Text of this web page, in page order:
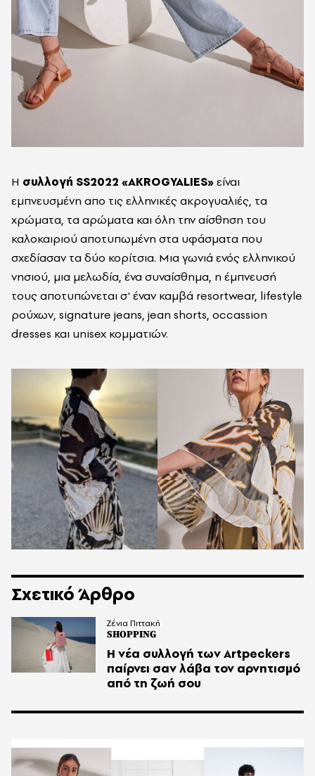
Η συλλογή SS2022 «AKROGYALIES»είναι
εμπνευσμένη απο τις ελληνικές ακρογυαλιές, τα
χρώματα, τα αρώματα και όλη την αίσθηση του
καλοκαιριού αποτυπωμένη στα υφάσματα που
σχεδίασαν τα δύο κορίτσια. Μια γωνιά ενός ελληνικού
νησιού, μια μελωδία, ένα συναίσθημα, η έμπνευσή
τους αποτυπώνεται σ' έναν καμβά resortwear, lifestyle
ρούχων, signature jeans, jean shorts, οccassion
dresses και unisex κομματιών.
Σχετικό Άρθρο
SHOPPING
Η νέα συλλογή των Artpeckers
παίρνει σαν λάβα τον αρνητισμό
από τη ζωή σου
Ζένια Πιττακή